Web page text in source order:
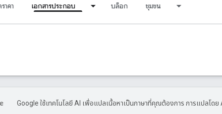
าคา เอกสารประกอบ บล็อก ชุมชน
Google ใช้เทคโนโลยี AI เพื่อแปลเนื้อหาเป็นภาษาที่คุณต้องการ การแปลโด